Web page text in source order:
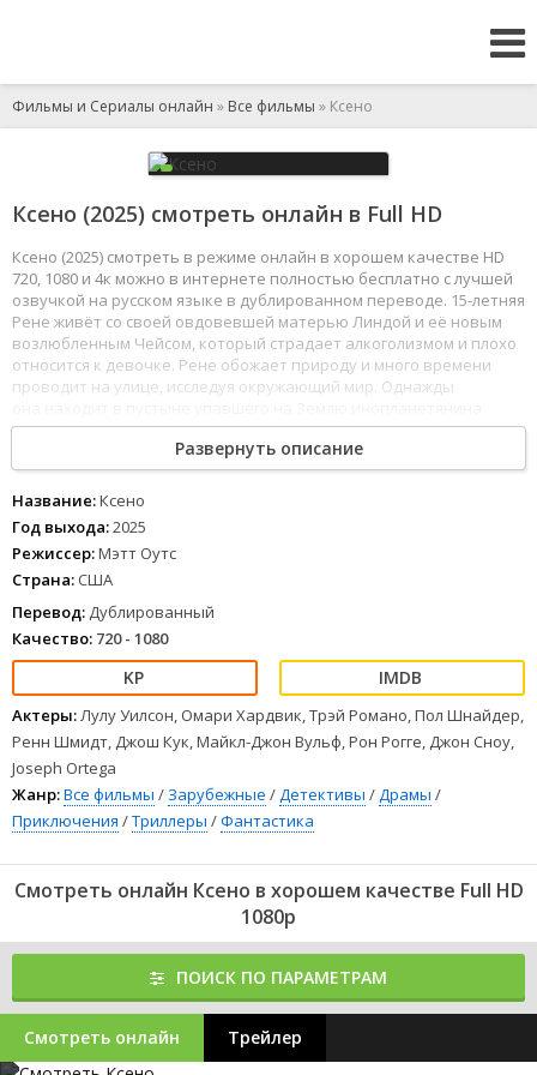
Фильмы и Сериалы онлайн » Все фильмы » Ксено
Ксено (2025) смотреть онлайн в Full HD
Ксено (2025) смотреть в режиме онлайн в хорошем качестве HD
720, 1080 и 4к можно в интернете полностью бесплатно с лучшей
озвучкой на русском языке в дублированном переводе. 15-летняя
Рене живёт со своей овдовевшей матерью Линдой и её новым
возлюбленным Чейсом, который страдает алкоголизмом и плохо
относится к девочке. Рене обожает природу и много времени
проводит на улице, исследуя окружающий мир. Однажды
и находит с ним общий язык....
Фильм нравится моим братьям
Сериал понравился брату
Сериал нравится сестре
1234 5 67 8
Развернуть описание
Название:Ксено
Год выхода:2025
Режиссер:Мэтт Оутс
Страна: США
Перевод: Дублированный
Качество: 720 - 1080
Актеры:Лулу Уилсон, Омари Хардвик, Трэй Романо, Пол Шнайдер,
Ренн Шмидт, Джош Кук, Майкл-Джон Вульф, Рон Рогге, Джон Сноу,
Joseph Ortega
Жанр:Все фильмы / Зарубежные /Детективы /Драмы /
Приключения /Триллеры /Фантастика
Смотреть онлайн Ксено в хорошем качестве Full HD
1080p
ПОИСК ПО ПАРАМЕТРАМ
Смотреть онлайн Трейлер